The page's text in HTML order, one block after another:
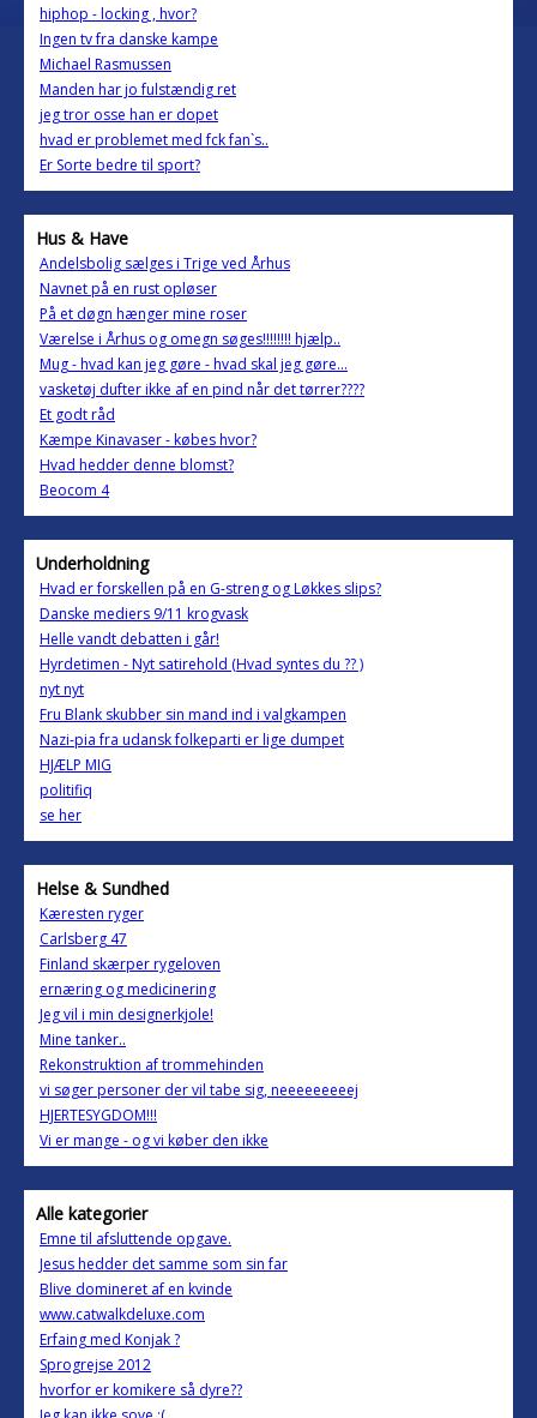
hiphop - locking , hvor?
Ingen tv fra danske kampe
Michael Rasmussen
Manden har jo fulstændig ret
jeg tror osse han er dopet
hvad er problemet med fck fan`s..
Er Sorte bedre til sport?
Hus & Have
Andelsbolig sælges i Trige ved Århus
Navnet på en rust opløser
På et døgn hænger mine roser
Værelse i Århus og omegn søges!!!!!!!! hjælp..
Mug - hvad kan jeg gøre - hvad skal jeg gøre...
vasketøj dufter ikke af en pind når det tørrer????
Et godt råd
Kæmpe Kinavaser - købes hvor?
Hvad hedder denne blomst?
Beocom 4
Underholdning
Hvad er forskellen på en G-streng og Løkkes slips?
Danske mediers 9/11 krogvask
Helle vandt debatten i går!
Hyrdetimen - Nyt satirehold (Hvad syntes du ?? )
nyt nyt
Fru Blank skubber sin mand ind i valgkampen
Nazi-pia fra udansk folkeparti er lige dumpet
HJÆLP MIG
politifiq
se her
Helse & Sundhed
Kæresten ryger
Carlsberg 47
Finland skærper rygeloven
ernæring og medicinering
Jeg vil i min designerkjole!
Mine tanker..
Rekonstruktion af trommehinden
vi søger personer der vil tabe sig, neeeeeeeeej
HJERTESYGDOM!!!
Vi er mange - og vi køber den ikke
Alle kategorier
Emne til afsluttende opgave.
Jesus hedder det samme som sin far
Blive domineret af en kvinde
www.catwalkdeluxe.com
Erfaing med Konjak ?
Sprogrejse 2012
hvorfor er komikere så dyre??